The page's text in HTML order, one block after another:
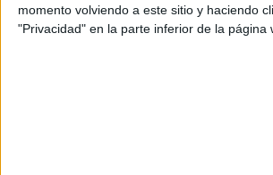
momento volviendo a este sitio y haciendo
"Privacidad" en la parte inferior de la página
cabo 1º: un vaso y tres tubos sobre los
volcado de la orina.